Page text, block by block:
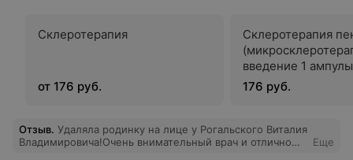
Склеротерапия
от 176 руб.
Склеротерапия
введение 1 ампулы
склерозанта
176 руб.
Отзыв. Удаляла родинку на лице у Рогальского Виталия
Владимировича!Очень внимательный врач и отлично
Еще